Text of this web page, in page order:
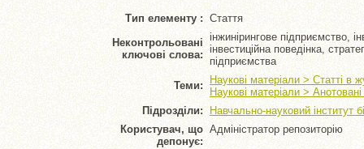
Тип елементу : Стаття
Неконтрольовані
ключові слова:
інжинірингове підприємство,
інвестиційна поведінка,
підприємства
Теми:
Наукові матеріали > Статті в
Наукові матеріали >
Підрозділи:
Навчально-науковий інститут
Користувач, що
депонує:
Адміністратор репозиторію